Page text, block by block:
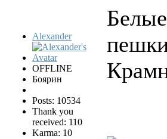
Alexander
OFFLINE
Боярин
Posts: 10534
Thank you
received: 110
Karma: 10